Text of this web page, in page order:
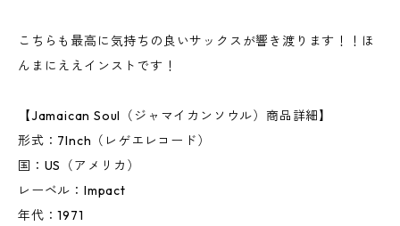
こちらも最高に気持ちの良いサックスが響き渡ります！！ほ
んまにええインストです！
【Jamaican Soul（ジャマイカンソウル）商品詳細】
形式：7Inch（レゲエレコード）
国：US（アメリカ）
レーベル：Impact
年代：1971